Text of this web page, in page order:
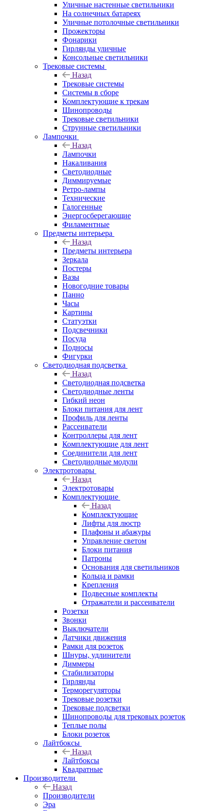
Уличные настенные светильники
На солнечных батареях
Уличные потолочные светильники
Прожекторы
Фонарики
Гирлянды уличные
Консольные светильники
Трековые системы
Назад
Трековые системы
Системы в сборе
Комплектующие к трекам
Шинопроводы
Трековые светильники
Струнные светильники
Лампочки
Назад
Лампочки
Накаливания
Светодиодные
Диммируемые
Ретро-лампы
Технические
Галогенные
Энергосберегающие
Филаментные
Предметы интерьера
Назад
Предметы интерьера
Зеркала
Постеры
Вазы
Новогодние товары
Панно
Часы
Картины
Статуэтки
Подсвечники
Посуда
Подносы
Фигурки
Светодиодная подсветка
Назад
Светодиодная подсветка
Светодиодные ленты
Гибкий неон
Блоки питания для лент
Профиль для ленты
Рассеиватели
Контроллеры для лент
Комплектующие для лент
Соединители для лент
Светодиодные модули
Электротовары
Назад
Электротовары
Комплектующие
Назад
Комплектующие
Лифты для люстр
Плафоны и абажуры
Управление светом
Блоки питания
Патроны
Основания для светильников
Кольца и рамки
Крепления
Подвесные комплекты
Отражатели и рассеиватели
Розетки
Звонки
Выключатели
Датчики движения
Рамки для розеток
Шнуры, удлинители
Диммеры
Стабилизаторы
Гирлянды
Терморегуляторы
Трековые розетки
Трековые подсветки
Шинопроводы для трековых розеток
Теплые полы
Блоки розеток
Лайтбоксы
Назад
Лайтбоксы
Квадратные
Производители
Назад
Производители
Эра